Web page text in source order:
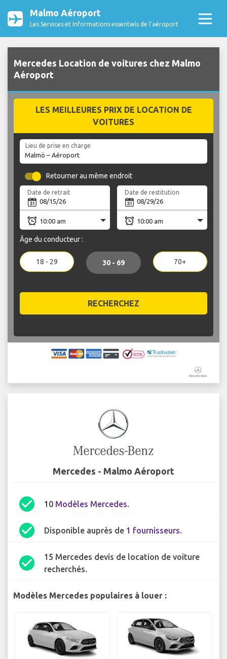
Malmo Aéroport
Les Services et Informations essentiels de l’aéroport
Mercedes Location de voitures chez Malmo
Aéroport
LES MEILLEURES PRIX DE LOCATION DE
VOITURES
Lieu de prise en charge
Retourner au même endroit
Date de retrait Date de restitution
Âge du conducteur :
18 - 29 30 - 69 70+
RECHERCHEZ
Mercedes - Malmo Aéroport
check_circle 10 Modèles Mercedes.
check_circle Disponible auprès de 1 fournisseurs.
check_circle
15 Mercedes devis de location de voiture
recherchés.
Modèles Mercedes populaires à louer :